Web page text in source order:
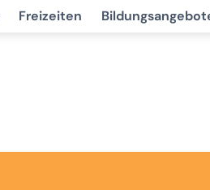
Freizeiten